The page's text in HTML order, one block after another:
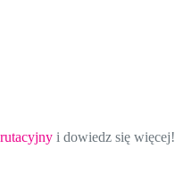
i dowiedz się więcej!